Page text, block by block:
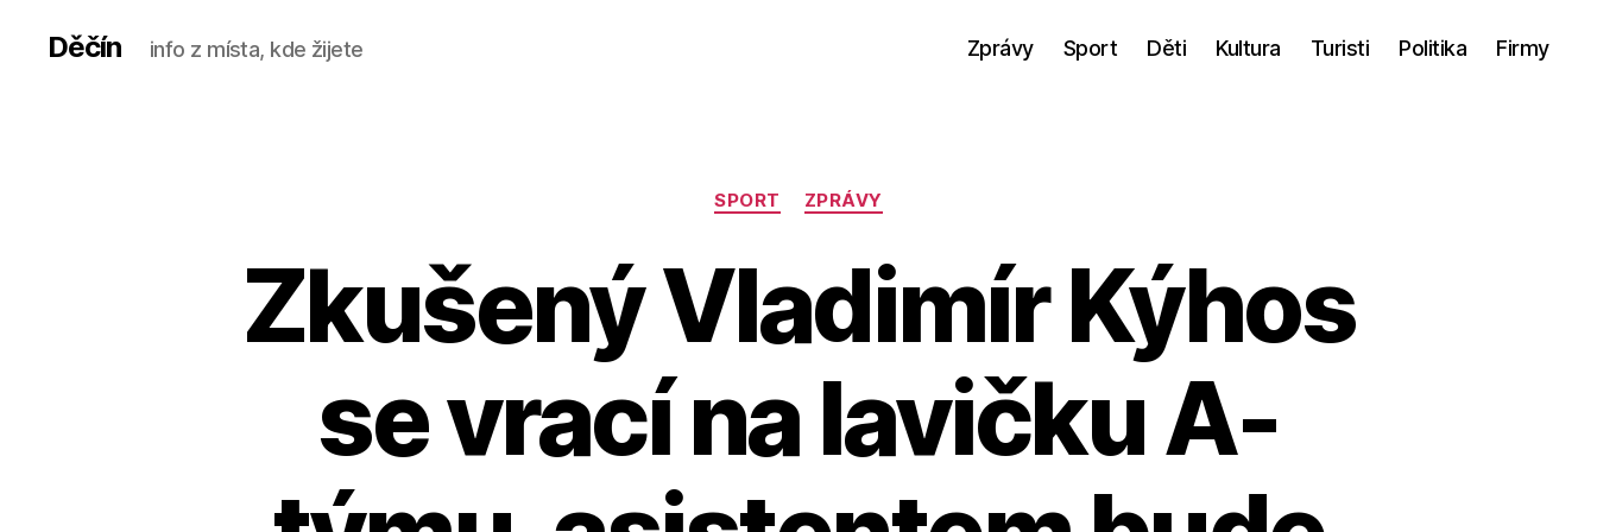
Děčín info z místa, kde žijete Zprávy Sport Děti Kultura Turisti Politika Firmy
Rubriky
SPORT ZPRÁVY
Zkušený Vladimír Kýhos
se vrací na lavičku A-